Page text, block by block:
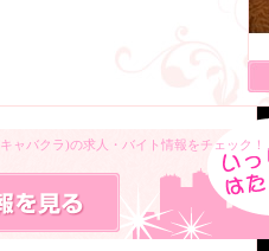
ャバクラ)の求人・バイト情報をチェック！